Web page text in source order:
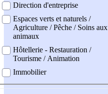
Direction d'entreprise
Espaces verts et naturels /
Agriculture / Pêche / Soins aux
animaux
Hôtellerie - Restauration /
Tourisme / Animation
Immobilier